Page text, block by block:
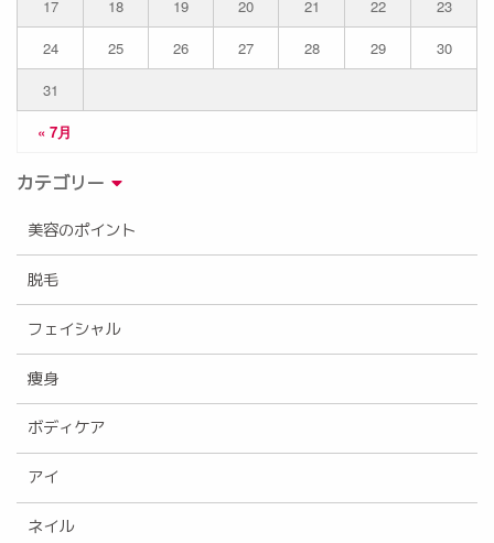
« 7月
17
18 19 20 21 22
23
24
25 26 27 28 29
30
31
カテゴリー
美容のポイント
脱毛
フェイシャル
痩身
ボディケア
アイ
ネイル